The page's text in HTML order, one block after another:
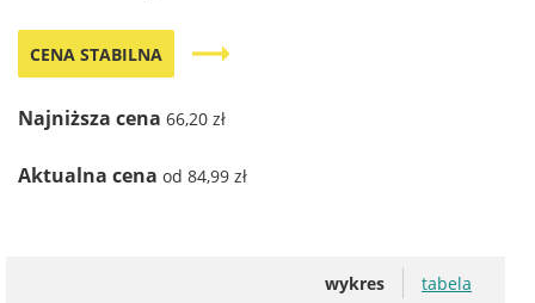
CENA STABILNA trending_flat
Najniższa cena 66,20 zł
Aktualna cena od 84,99 zł
wykres tabela